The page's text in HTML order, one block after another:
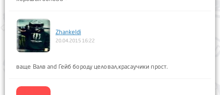
Zhankeldi
20.04.2015 16:22
ваще Валв and Гейб бороду целовал,красаучики прост.